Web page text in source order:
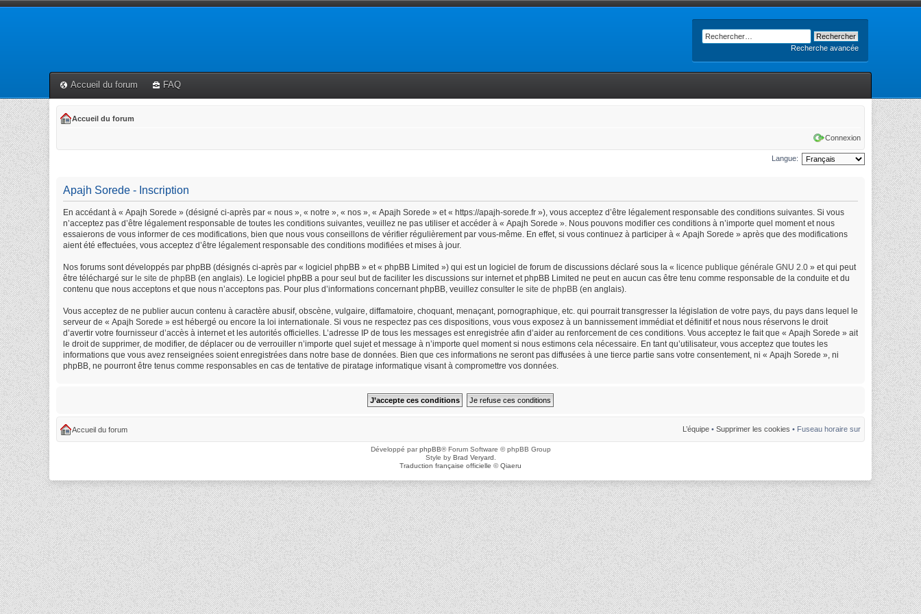
Recherche avancée
Accueil du forum FAQ
Accueil du forum
Connexion
Langue:
Apajh Sorede - Inscription
En accédant à « Apajh Sorede » (désigné ci-après par « nous », « notre », « nos », « Apajh Sorede » et « https://apajh-sorede.fr »), vous acceptez d’être légalement responsable des conditions suivantes. Si vous
n’acceptez pas d’être légalement responsable de toutes les conditions suivantes, veuillez ne pas utiliser et accéder à « Apajh Sorede ». Nous pouvons modifier ces conditions à n’importe quel moment et nous
essaierons de vous informer de ces modifications, bien que nous vous conseillons de vérifier régulièrement par vous-même. En effet, si vous continuez à participer à « Apajh Sorede » après que des modifications
aient été effectuées, vous acceptez d’être légalement responsable des conditions modifiées et mises à jour.
Nos forums sont développés par phpBB (désignés ci-après par « logiciel phpBB » et « phpBB Limited ») qui est un logiciel de forum de discussions déclaré sous la « licence publique générale GNU 2.0 » et qui peut
être téléchargé sur le site de phpBB (en anglais). Le logiciel phpBB a pour seul but de faciliter les discussions sur internet et phpBB Limited ne peut en aucun cas être tenu comme responsable de la conduite et du
contenu que nous acceptons et que nous n’acceptons pas. Pour plus d’informations concernant phpBB, veuillez consulter le site de phpBB (en anglais).
Vous acceptez de ne publier aucun contenu à caractère abusif, obscène, vulgaire, diffamatoire, choquant, menaçant, pornographique, etc. qui pourrait transgresser la législation de votre pays, du pays dans lequel le
serveur de « Apajh Sorede » est hébergé ou encore la loi internationale. Si vous ne respectez pas ces dispositions, vous vous exposez à un bannissement immédiat et définitif et nous nous réservons le droit
d’avertir votre fournisseur d’accès à internet et les autorités officielles. L’adresse IP de tous les messages est enregistrée afin d’aider au renforcement de ces conditions. Vous acceptez le fait que « Apajh Sorede » ait
le droit de supprimer, de modifier, de déplacer ou de verrouiller n’importe quel sujet et message à n’importe quel moment si nous estimons cela nécessaire. En tant qu’utilisateur, vous acceptez que toutes les
informations que vous avez renseignées soient enregistrées dans notre base de données. Bien que ces informations ne seront pas diffusées à une tierce partie sans votre consentement, ni « Apajh Sorede », ni
phpBB, ne pourront être tenus comme responsables en cas de tentative de piratage informatique visant à compromettre vos données.
Accueil du forum L’équipe • Supprimer les cookies • Fuseau horaire sur
Développé parphpBB® Forum Software © phpBB Group
Style by Brad Veryard
Traduction française officielle ©Qiaeru